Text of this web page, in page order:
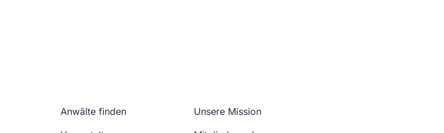
Anwälte finden
Unsere Mission